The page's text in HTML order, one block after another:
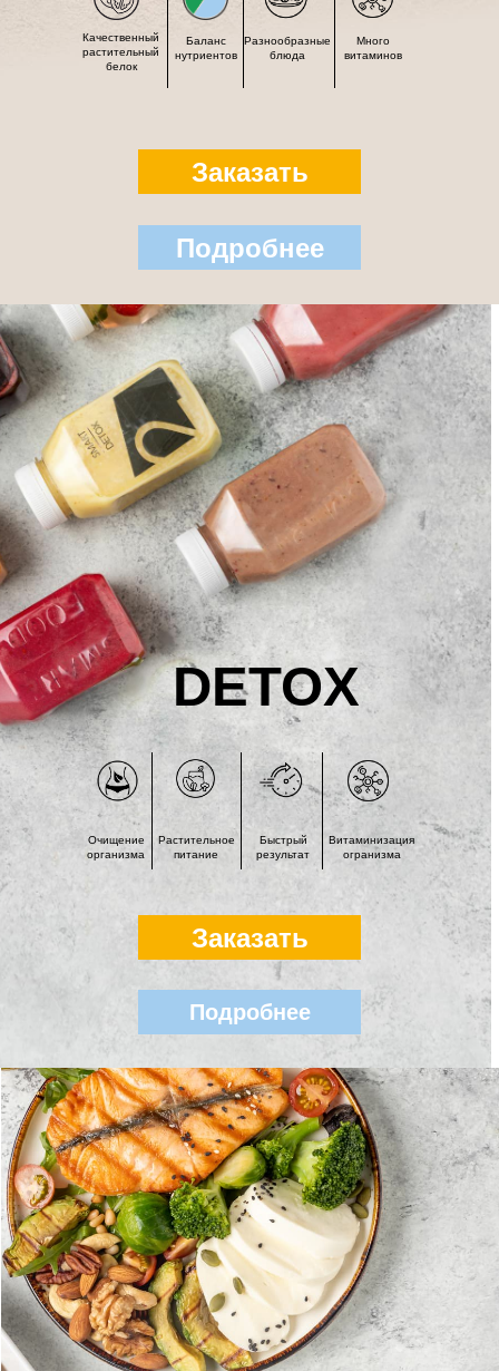
Баланс
нутриентов
Разнообразные
блюда
Много
витаминов
Качественный
растительный
белок
Заказать
Подробнее
DETOX
Растительное
питание
Быстрый
результат
Витаминизация
огранизма
Очищение
организма
Заказать
Подробнее